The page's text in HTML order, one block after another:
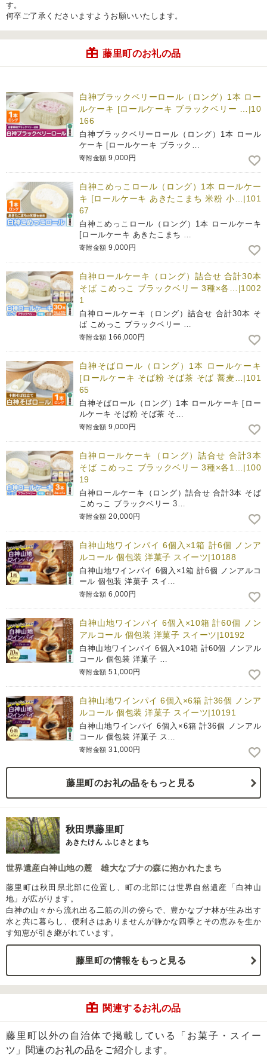
す。
何卒ご了承くださいますようお願いいたします。
藤里町のお礼の品
白神ブラックベリーロール（ロング）1本 ロー
ルケーキ [ロールケーキ ブラックベリー …|10
166
白神ブラックベリーロール（ロング）1本 ロール
ケーキ [ロールケーキ ブラック…
寄附金額 9,000円
白神こめっこロール（ロング）1本 ロールケー
キ [ロールケーキ あきたこまち 米粉 小…|101
67
白神こめっこロール（ロング）1本 ロールケーキ
[ロールケーキ あきたこまち …
寄附金額 9,000円
白神ロールケーキ（ロング）詰合せ 合計30本
そば こめっこ ブラックベリー 3種×各…|1002
1
白神ロールケーキ（ロング）詰合せ 合計30本 そ
ば こめっこ ブラックベリー …
寄附金額 166,000円
白神そばロール（ロング）1本 ロールケーキ
[ロールケーキ そば粉 そば茶 そば 蕎麦…|101
65
白神そばロール（ロング）1本 ロールケーキ [ロー
ルケーキ そば粉 そば茶 そ…
寄附金額 9,000円
白神ロールケーキ（ロング）詰合せ 合計3本
そば こめっこ ブラックベリー 3種×各1…|100
19
白神ロールケーキ（ロング）詰合せ 合計3本 そば
こめっこ ブラックベリー 3…
寄附金額 20,000円
白神山地ワインパイ 6個入×1箱 計6個 ノンア
ルコール 個包装 洋菓子 スイーツ|10188
白神山地ワインパイ 6個入×1箱 計6個 ノンアルコ
ール 個包装 洋菓子 スイ…
寄附金額 6,000円
白神山地ワインパイ 6個入×10箱 計60個 ノン
アルコール 個包装 洋菓子 スイーツ|10192
白神山地ワインパイ 6個入×10箱 計60個 ノンアル
コール 個包装 洋菓子 …
寄附金額 51,000円
白神山地ワインパイ 6個入×6箱 計36個 ノンア
ルコール 個包装 洋菓子 スイーツ|10191
白神山地ワインパイ 6個入×6箱 計36個 ノンアル
コール 個包装 洋菓子 ス…
寄附金額 31,000円
藤里町のお礼の品をもっと見る
秋田県藤里町
あきたけん ふじさとまち
世界遺産白神山地の麓 雄大なブナの森に抱かれたまち
藤里町は秋田県北部に位置し、町の北部には世界自然遺産「白神山
地」が広がります。
白神の山々から流れ出る二筋の川の傍らで、豊かなブナ林が生み出す
水と共に暮らし、便利さはありませんが静かな四季とその恵みを生か
す知恵が引き継がれています。
藤里町の情報をもっと見る
関連するお礼の品
藤里町以外の自治体で掲載している「お菓子・スイー
ツ」関連のお礼の品をご紹介します。